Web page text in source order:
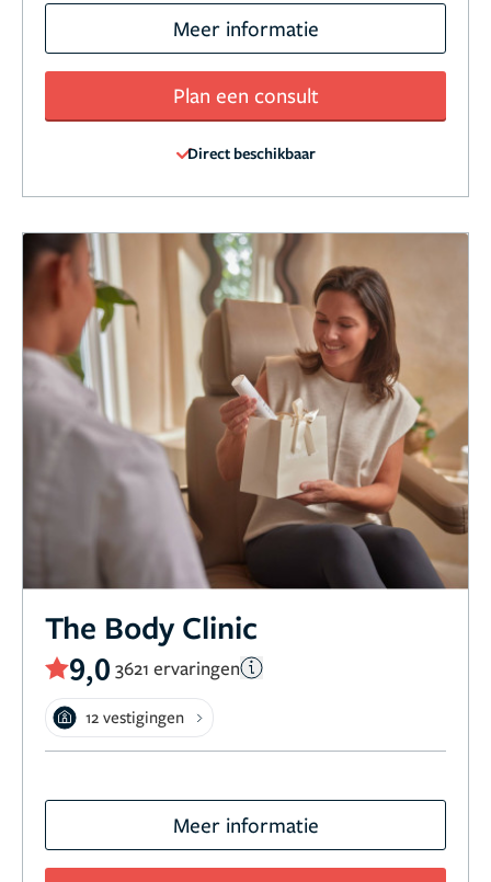
Meer informatie
Plan een consult
Direct beschikbaar
The Body Clinic
9,0 3621 ervaringen
12 vestigingen
Meer informatie